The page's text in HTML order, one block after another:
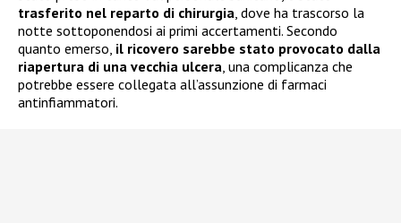
trasferito nel reparto di chirurgia , dove ha trascorso la
notte sottoponendosi ai primi accertamenti. Secondo
quanto emerso, il ricovero sarebbe stato provocato dalla
riapertura di una vecchia ulcera , una complicanza che
potrebbe essere collegata all’assunzione di farmaci
antinfiammatori.